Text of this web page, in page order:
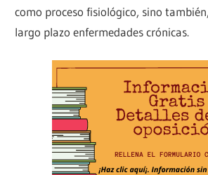
como proceso fisiológico, sino
largo plazo enfermedades crónicas.